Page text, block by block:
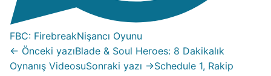
FBC: FirebreakNişancı Oyunu
← Önceki yazıBlade & Soul Heroes: 8 Dakikalık
Oynanış VideosuSonraki yazı →Schedule 1, Rakip